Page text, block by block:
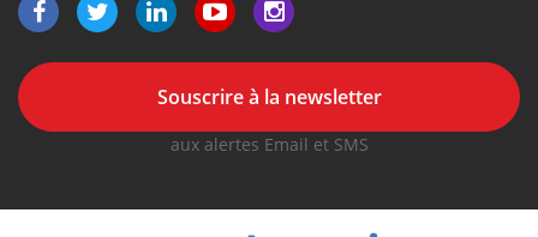
Souscrire à la newsletter
aux alertes Email et SMS